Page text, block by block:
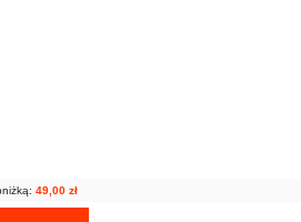
49,00 zł